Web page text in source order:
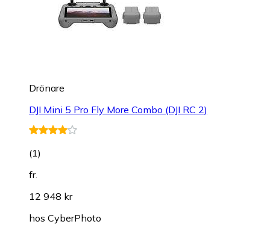
Drönare
DJI Mini 5 Pro Fly More Combo (DJI RC 2)
(1)
fr.
12 948 kr
hos CyberPhoto